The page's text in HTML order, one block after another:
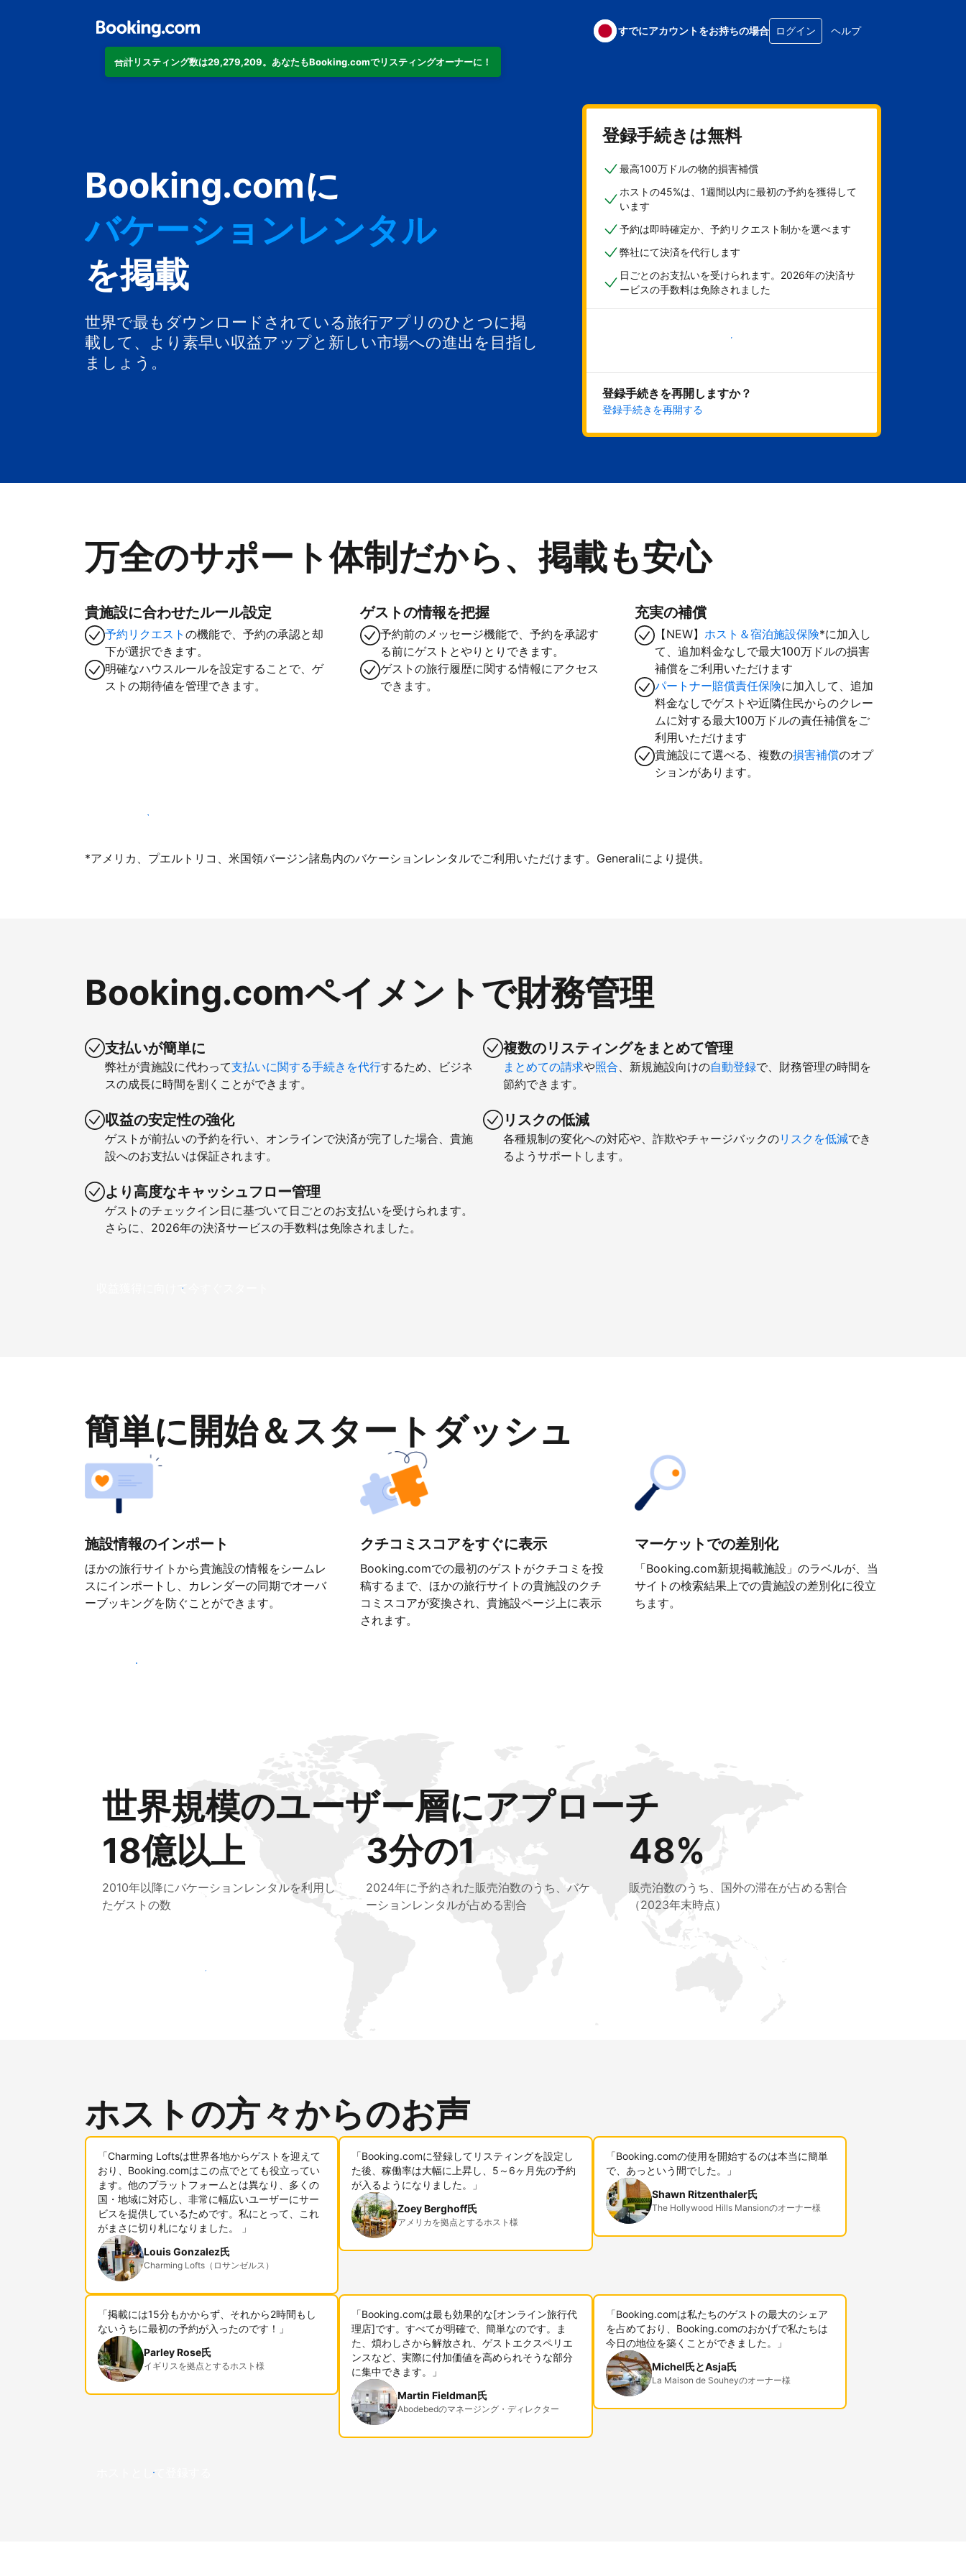
合計リスティング数は29,279,209。あなたもBooking.comでリスティングオーナーに！
すでにアカウントをお持ちの場合 ログイン ヘルプ
Booking.comに
ホテル
バケーションレンタル
ゲストハウス
旅館
を掲載
世界で最もダウンロードされている旅行アプリのひとつに掲
載して、より素早い収益アップと新しい市場への進出を目指し
ましょう。
登録手続きは無料
最高100万ドルの物的損害補償
ホストの45%は、1週間以内に最初の予約を獲得して
います
予約は即時確定か、予約リクエスト制かを選べます
弊社にて決済を代行します
日ごとのお支払いを受けられます。2026年の決済サ
ービスの手数料は免除されました
今すぐ始める
登録手続きを再開しますか？
登録手続きを再開する
万全のサポート体制だから、掲載も安心
貴施設に合わせたルール設定
予約リクエスト の機能で、予約の承認と却
下が選択できます。
明確なハウスルールを設定することで、ゲ
ストの期待値を管理できます。
ゲストの情報を把握
予約前のメッセージ機能で、予約を承認す
る前にゲストとやりとりできます。
ゲストの旅行履歴に関する情報にアクセス
できます。
充実の補償
【NEW】ホスト＆宿泊施設保険*に加入し
て、追加料金なしで最大100万ドルの損害
補償をご利用いただけます
パートナー賠償責任保険に加入して、追加
料金なしでゲストや近隣住民からのクレー
ムに対する最大100万ドルの責任補償をご
利用いただけます
貴施設にて選べる、複数の損害補償のオプ
ションがあります。
今すぐ掲載登録する
*アメリカ、プエルトリコ、米国領バージン諸島内のバケーションレンタルでご利用いただけます。Generaliにより提供。
Booking.comペイメントで財務管理
支払いが簡単に
弊社が貴施設に代わって支払いに関する手続きを代行するため、ビジネ
スの成長に時間を割くことができます。
収益の安定性の強化
ゲストが前払いの予約を行い、オンラインで決済が完了した場合、貴施
設へのお支払いは保証されます。
より高度なキャッシュフロー管理
ゲストのチェックイン日に基づいて日ごとのお支払いを受けられます。
さらに、2026年の決済サービスの手数料は免除されました。
複数のリスティングをまとめて管理
まとめての請求や照合、新規施設向けの自動登録で、財務管理の時間を
節約できます。
リスクの低減
各種規制の変化への対応や、詐欺やチャージバックのリスクを低減でき
るようサポートします。
収益獲得に向けて今すぐスタート
簡単に開始＆スタートダッシュ
施設情報のインポート
ほかの旅行サイトから貴施設の情報をシームレ
スにインポートし、カレンダーの同期でオーバ
ーブッキングを防ぐことができます。
クチコミスコアをすぐに表示
Booking.comでの最初のゲストがクチコミを投
稿するまで、ほかの旅行サイトの貴施設のクチ
コミスコアが変換され、貴施設ページ上に表示
されます。
マーケットでの差別化
「Booking.com新規掲載施設」のラベルが、当
サイトの検索結果上での貴施設の差別化に役立
ちます。
さっそく始める
世界規模のユーザー層にアプローチ
18億以上
2010年以降にバケーションレンタルを利用し
たゲストの数
3分の1
2024年に予約された販売泊数のうち、バケ
ーションレンタルが占める割合
48%
販売泊数のうち、国外の滞在が占める割合
（2023年末時点）
新しいユーザー層に今すぐアプローチする
ホストの方々からのお声
「Charming Loftsは世界各地からゲストを迎えて
おり、Booking.comはこの点でとても役立ってい
ます。他のプラットフォームとは異なり、多くの
国・地域に対応し、非常に幅広いユーザーにサー
ビスを提供しているためです。私にとって、これ
がまさに切り札になりました。 」
Louis Gonzalez氏
Charming Lofts（ロサンゼルス）
「Booking.comに登録してリスティングを設定し
た後、稼働率は大幅に上昇し、5～6ヶ月先の予約
が入るようになりました。」
Zoey Berghoff氏
アメリカを拠点とするホスト様
「Booking.comの使用を開始するのは本当に簡単
で、あっという間でした。」
Shawn Ritzenthaler氏
The Hollywood Hills Mansionのオーナー様
「掲載には15分もかからず、それから2時間もし
ないうちに最初の予約が入ったのです！」
Parley Rose氏
イギリスを拠点とするホスト様
「Booking.comは最も効果的な[オンライン旅行代
理店]です。すべてが明確で、簡単なのです。ま
た、煩わしさから解放され、ゲストエクスペリエ
ンスなど、実際に付加価値を高められそうな部分
に集中できます。」
Martin Fieldman氏
Abodebedのマネージング・ディレクター
「Booking.comは私たちのゲストの最大のシェア
を占めており、Booking.comのおかげで私たちは
今日の地位を築くことができました。」
Michel氏とAsja氏
La Maison de Souheyのオーナー様
ホストとして登録する